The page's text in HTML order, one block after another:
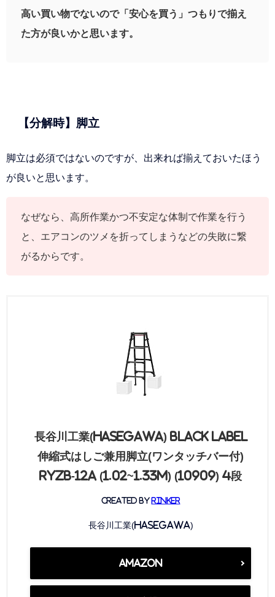
高い買い物でないので「安心を買う」つもりで揃え
た方が良いかと思います。
【分解時】脚立
脚立は必須ではないのですが、出来れば揃えておいたほう
が良いと思います。
なぜなら、高所作業かつ不安定な体制で作業を行う
と、エアコンのツメを折ってしまうなどの失敗に繋
がるからです。
長谷川工業(Hasegawa) BLACK LABEL
伸縮式はしご兼用脚立(ワンタッチバー付)
RYZB-12a (1.02~1.33m) (10909) 4段
created by Rinker
長谷川工業(Hasegawa)
Amazon